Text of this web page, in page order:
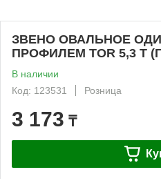
ЗВЕНО ОВАЛЬНОЕ
ПРОФИЛЕМ TOR 5,3 T
В наличии
Код: 123531
Розница
3 173 ₸